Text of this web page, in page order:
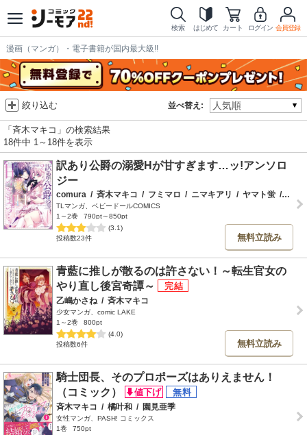
検索 はじめて カート ログイン 会員登録
漫画（マンガ）・電子書籍が国内最大級!!
並べ替え:
絞り込む
「斉木マキコ」の検索結果
18件中 1～18件を表示
訳あり公爵の溺愛Hが甘すぎます…ッ!アンソロ
ジー
comura / 斉木マキコ / フミマロ / ニマキアリ / ヤマト蛍 / 笹塚
TLマンガ、ベビードールCOMICS
1～2巻
790pt～850pt
(3.1)
投稿数23件
無料立読み
青藍に推しが散るのは許さない！～転生官女の
やり直し後宮奇譚～
乙嶋かさね / 斉木マキコ
少女マンガ、comic LAKE
1～2巻
800pt
(4.0)
投稿数6件
無料立読み
騎士団長、そのプロポーズはありえません！
（コミック）
斉木マキコ / 橘叶和 / 園見亜季
女性マンガ、PASH! コミックス
1巻
750pt